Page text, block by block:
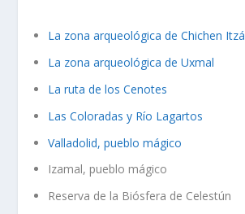
La zona arqueológica de Chichen Itzá
La zona arqueológica de Uxmal
La ruta de los Cenotes
Las Coloradas y Río Lagartos
Valladolid, pueblo mágico
Izamal, pueblo mágico
Reserva de la Biósfera de Celestún